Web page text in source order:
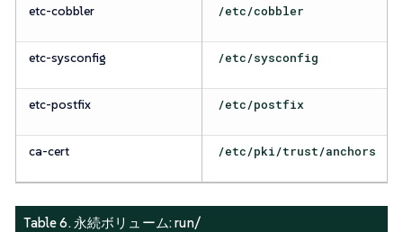
etc-cobbler /etc/cobbler
etc-sysconfig /etc/sysconfig
etc-postfix /etc/postfix
ca-cert /etc/pki/trust/anchors
Table 6. 永続ボリューム:run/